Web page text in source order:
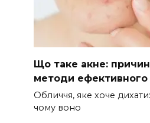
Що таке акне:
методи ефективного
Обличчя, яке хоче
чому воно